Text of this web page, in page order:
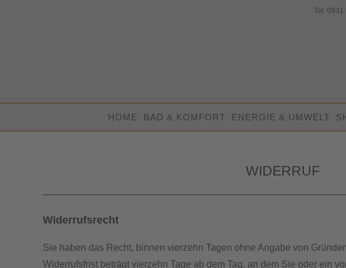
Tel. 0931
HOME BAD & KOMFORT ENERGIE & UMWELT
WIDERRUF
Widerrufsrecht
Sie haben das Recht, binnen vierzehn Tagen ohne Angabe von
Widerrufsfrist beträgt vierzehn Tage ab dem Tag, an dem Sie oder ein